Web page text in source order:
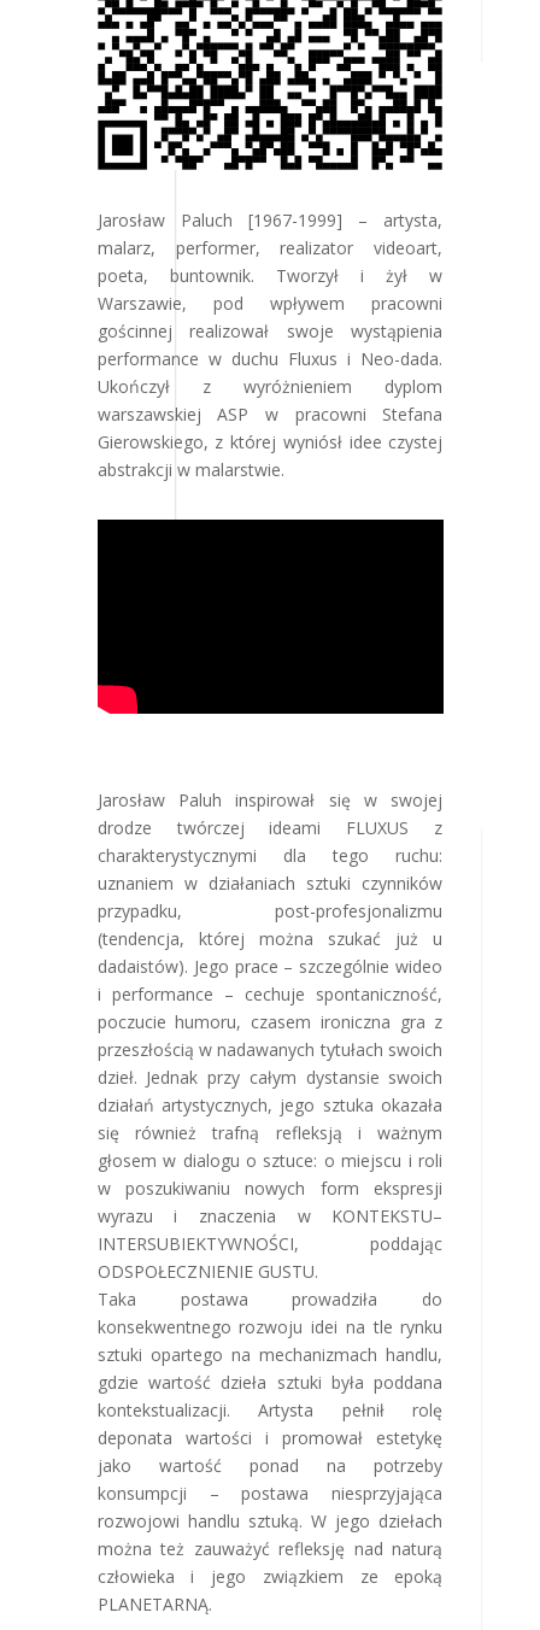
Jarosław Paluch [1967-1999] – artysta,
malarz, performer, realizator videoart,
poeta, buntownik. Tworzył i żył w
Warszawie, pod wpływem pracowni
gościnnej realizował swoje wystąpienia
performance w duchu Fluxus i Neo-dada.
Ukończył z wyróżnieniem dyplom
warszawskiej ASP w pracowni Stefana
Gierowskiego, z której wyniósł idee czystej
abstrakcji w malarstwie.
Jarosław Paluh inspirował się w swojej
drodze twórczej ideami FLUXUS z
charakterystycznymi dla tego ruchu:
uznaniem w działaniach sztuki czynników
przypadku, post-profesjonalizmu
(tendencja, której można szukać już u
dadaistów). Jego prace – szczególnie wideo
i performance – cechuje spontaniczność,
poczucie humoru, czasem ironiczna gra z
przeszłością w nadawanych tytułach swoich
dzieł. Jednak przy całym dystansie swoich
działań artystycznych, jego sztuka okazała
się również trafną refleksją i ważnym
głosem w dialogu o sztuce: o miejscu i roli
w poszukiwaniu nowych form ekspresji
wyrazu i znaczenia w KONTEKSTU–
INTERSUBIEKTYWNOŚCI, poddając
ODSPOŁECZNIENIE GUSTU.
Taka postawa prowadziła do
konsekwentnego rozwoju idei na tle rynku
sztuki opartego na mechanizmach handlu,
gdzie wartość dzieła sztuki była poddana
kontekstualizacji. Artysta pełnił rolę
deponata wartości i promował estetykę
jako wartość ponad na potrzeby
konsumpcji – postawa niesprzyjająca
rozwojowi handlu sztuką. W jego dziełach
można też zauważyć refleksję nad naturą
człowieka i jego związkiem ze epoką
PLANETARNĄ.